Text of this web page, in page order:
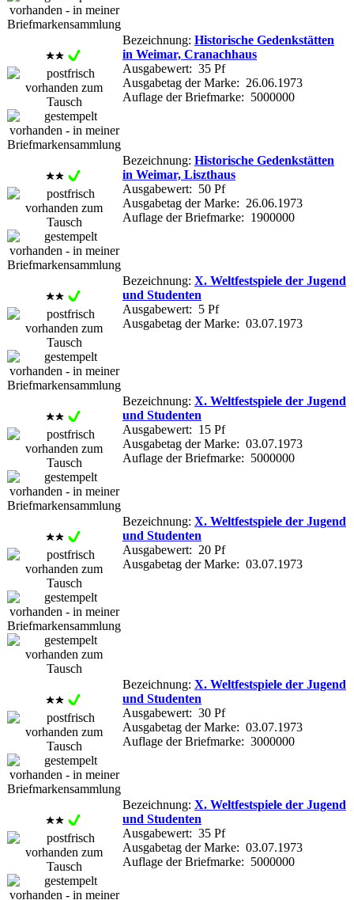
Bezeichnung: Historische Gedenkstätten
in Weimar, Cranachhaus
Ausgabewert: 35 Pf
Ausgabetag der Marke: 26.06.1973
Auflage der Briefmarke: 5000000
Bezeichnung: Historische Gedenkstätten
in Weimar, Liszthaus
Ausgabewert: 50 Pf
Ausgabetag der Marke: 26.06.1973
Auflage der Briefmarke: 1900000
Bezeichnung: X. Weltfestspiele der Jugend
und Studenten
Ausgabewert: 5 Pf
Ausgabetag der Marke: 03.07.1973
Bezeichnung: X. Weltfestspiele der Jugend
und Studenten
Ausgabewert: 15 Pf
Ausgabetag der Marke: 03.07.1973
Auflage der Briefmarke: 5000000
Bezeichnung: X. Weltfestspiele der Jugend
und Studenten
Ausgabewert: 20 Pf
Ausgabetag der Marke: 03.07.1973
Bezeichnung: X. Weltfestspiele der Jugend
und Studenten
Ausgabewert: 30 Pf
Ausgabetag der Marke: 03.07.1973
Auflage der Briefmarke: 3000000
Bezeichnung: X. Weltfestspiele der Jugend
und Studenten
Ausgabewert: 35 Pf
Ausgabetag der Marke: 03.07.1973
Auflage der Briefmarke: 5000000